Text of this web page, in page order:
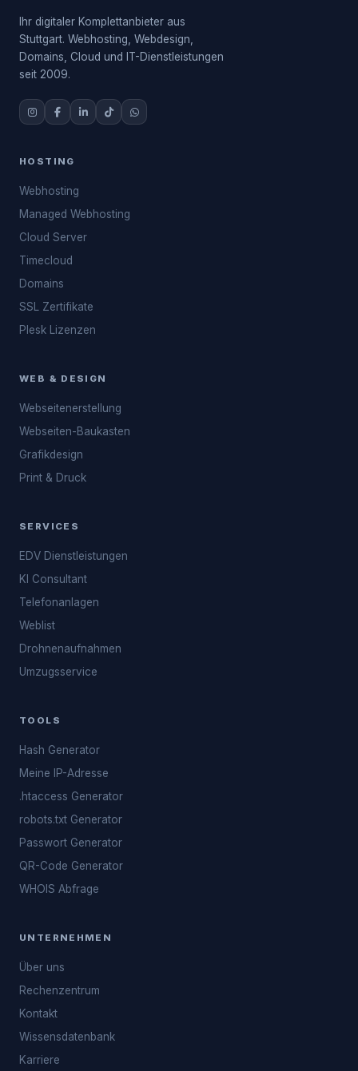
Ihr digitaler Komplettanbieter aus
Stuttgart. Webhosting, Webdesign,
Domains, Cloud und IT-Dienstleistungen
seit 2009.
HOSTING
Webhosting
Managed Webhosting
Cloud Server
Timecloud
Domains
SSL Zertifikate
Plesk Lizenzen
WEB & DESIGN
Webseitenerstellung
Webseiten-Baukasten
Grafikdesign
Print & Druck
SERVICES
EDV Dienstleistungen
KI Consultant
Telefonanlagen
Weblist
Drohnenaufnahmen
Umzugsservice
TOOLS
Hash Generator
Meine IP-Adresse
.htaccess Generator
robots.txt Generator
Passwort Generator
QR-Code Generator
WHOIS Abfrage
UNTERNEHMEN
Über uns
Rechenzentrum
Kontakt
Wissensdatenbank
Karriere